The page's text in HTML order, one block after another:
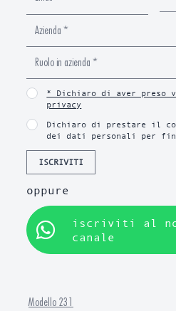
* Dichiaro di aver preso
privacy
Dichiaro di prestare il
dei dati personali per
ISCRIVITI
oppure
iscriviti al
canale
Modello 231